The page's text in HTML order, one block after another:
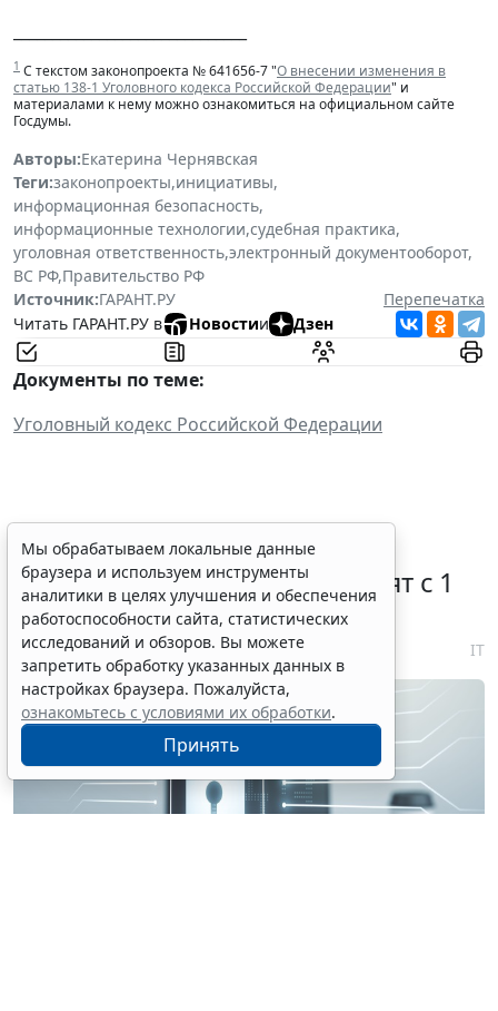
1 С текстом законопроекта № 641656-7 "О внесении изменения в
статью 138-1 Уголовного кодекса Российской Федерации" и
материалами к нему можно ознакомиться на официальном сайте
Госдумы.
Авторы:Екатерина Чернявская
Теги:законопроекты,инициативы,
информационная безопасность,
информационные технологии,судебная практика,
уголовная ответственность,электронный документооборот,
ВС РФ,Правительство РФ
Источник:ГАРАНТ.РУ
Перепечатка
Читать ГАРАНТ.РУ в
Новостии Дзен
Документы по теме:
Уголовный кодекс Российской Федерации
Правовую охрану цифровых
технологий в России расширят с 1
января 2027 года
7 августа 2026 18:04 IT
Мы обрабатываем локальные данные
браузера и используем инструменты
аналитики в целях улучшения и обеспечения
работоспособности сайта, статистических
исследований и обзоров. Вы можете
запретить обработку указанных данных в
настройках браузера. Пожалуйста,
ознакомьтесь с условиями их обработки.
Принять